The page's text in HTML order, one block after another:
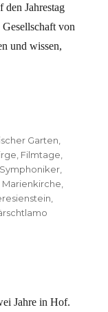
Jahrestag
Gesellschaft von
und wissen,
Garten
Filmtage
Marienkirche
Jahre in Hof.